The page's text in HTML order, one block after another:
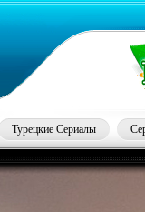
Турецкие Сериалы